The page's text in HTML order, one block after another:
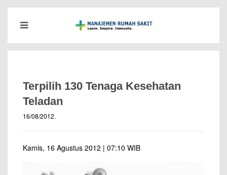
Terpilih 130 Tenaga Kesehatan
Teladan
16/08/2012.
Kamis, 16 Agustus 2012 | 07:10 WIB